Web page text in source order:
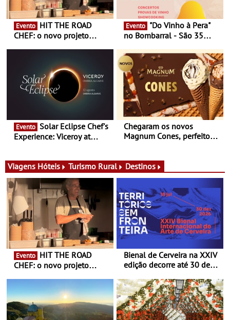
Evento
CHEF: o novo projeto
conceito gastronómico
itinerante que percorre
Portugal
Evento
no Bombarral - São 35
prova e seis dias de
experiências
Evento
Experience: Viceroy at
exclusiva
Chegaram os novos
Magnum Cones, perfeitos
Viagens Hóteis Turismo Rural Destinos
Evento
CHEF: o novo projeto
Queiroz Ribeiro - Um novo
conceito gastronómico
itinerante que percorre
Portugal
Bienal de Cerveira na XXIV
edição decorre até 30 de
enquanto “Territórios sem
Fronteira”